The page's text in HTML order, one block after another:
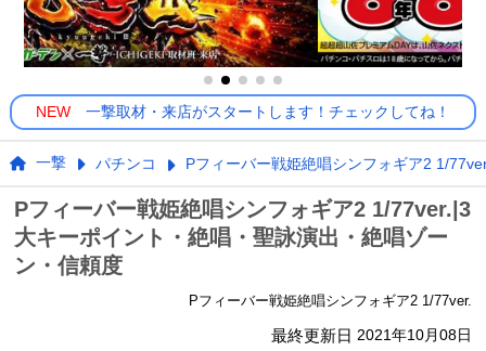
NEW 一撃取材・来店がスタートします！チェックしてね！
一撃 パチンコ Pフィーバー戦姫絶唱シンフォギア2 1/
Pフィーバー戦姫絶唱シンフォギア2 1/77ver.|3
大キーポイント・絶唱・聖詠演出・絶唱ゾー
ン・信頼度
Pフィーバー戦姫絶唱シンフォギア2 1/77ver.
最終更新日 2021年10月08日